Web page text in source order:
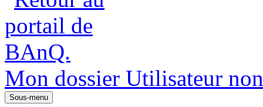
Mon dossier Utilisateur
Sous-menu